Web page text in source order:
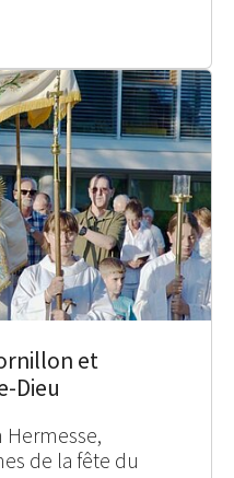
et
Dieu
Hermesse,
de la fête du